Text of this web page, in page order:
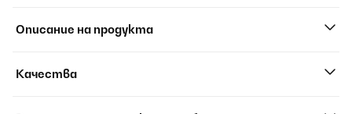
Описание на продукта
Качества